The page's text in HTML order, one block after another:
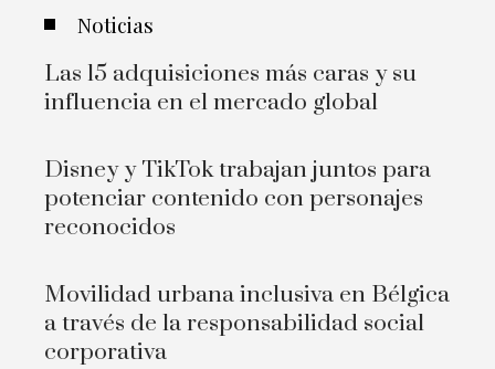
Noticias
Las 15 adquisiciones más caras y su
influencia en el mercado global
Disney y TikTok trabajan juntos para
potenciar contenido con personajes
reconocidos
Movilidad urbana inclusiva en Bélgica
a través de la responsabilidad social
corporativa